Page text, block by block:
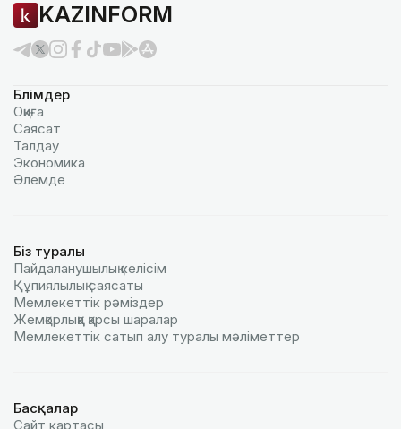
KAZINFORM
Бөлімдер
Оқиға
Саясат
Талдау
Экономика
Әлемде
Біз туралы
Пайдаланушылық келiciм
Құпиялылық саясаты
Мемлекеттік рәміздер
Жемқорлыққа қарсы шаралар
Мемлекеттік сатып алу туралы мәлiметтер
Басқалар
Сайт картасы